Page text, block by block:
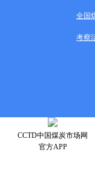
全国
考察
CCTD中国煤炭市场网
官方APP